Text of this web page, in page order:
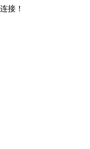
接！